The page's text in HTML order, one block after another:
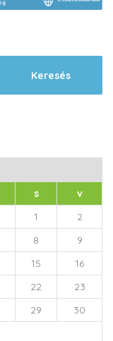
s
v
1
2
8
9
15
16
22
23
29
30